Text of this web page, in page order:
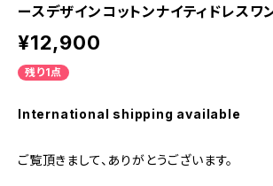
ースデザインコットンナイティドレスワ
¥12,900
残り1点
International shipping available
ご覧頂きまして、ありがとうございます。